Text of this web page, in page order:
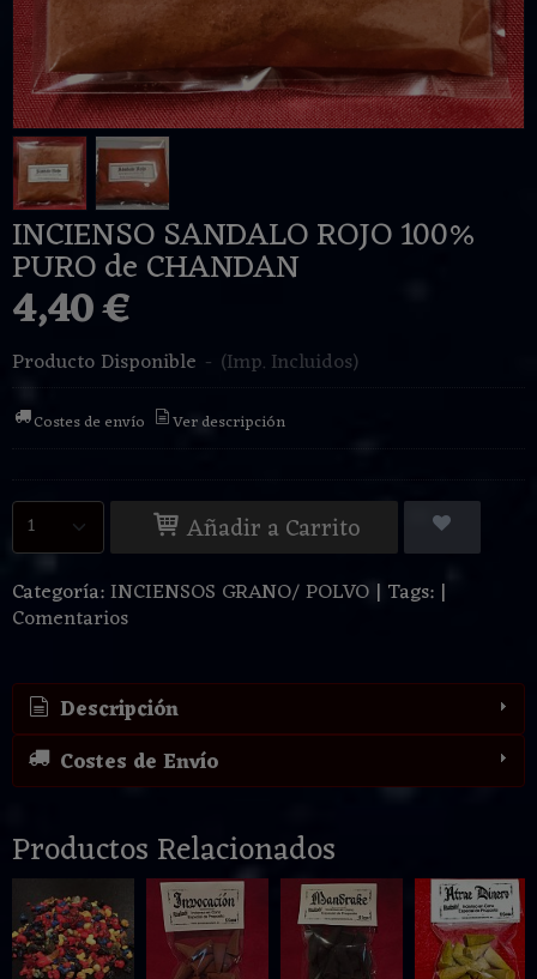
INCIENSO SANDALO ROJO 100%
PURO de CHANDAN
4,40 €
Producto Disponible - (Imp. Incluidos)
Costes de envío Ver descripción
Añadir a Carrito
Categoría:INCIENSOS GRANO/ POLVO | Tags: |
Comentarios
Descripción
Costes de Envío
Productos Relacionados